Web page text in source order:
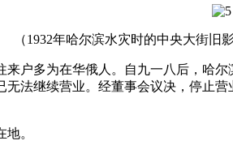
（1932年哈尔滨水灾时的中央大街旧
户多为在华俄人。自九一八后，哈
法继续营业。经董事会议决，停止
。